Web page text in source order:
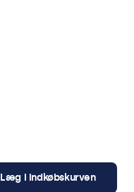
Læg i indkøbskurven